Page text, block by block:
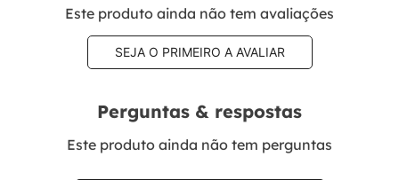
Este produto ainda não tem avaliações
SEJA O PRIMEIRO A AVALIAR
Perguntas & respostas
Este produto ainda não tem perguntas